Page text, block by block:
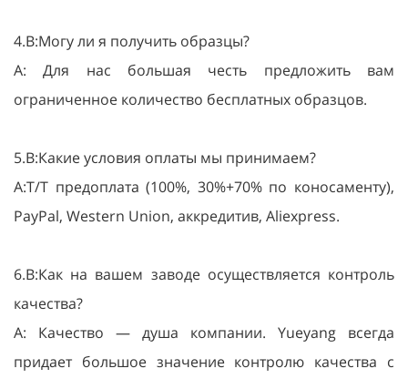
4.В:Могу ли я получить образцы?
A: Для нас большая честь предложить вам
ограниченное количество бесплатных образцов.
5.В:Какие условия оплаты мы принимаем?
A:T/T предоплата (100%, 30%+70% по коносаменту),
PayPal, Western Union, аккредитив, Aliexpress.
6.В:Как на вашем заводе осуществляется контроль
качества?
A: Качество — душа компании. Yueyang всегда
придает большое значение контролю качества с